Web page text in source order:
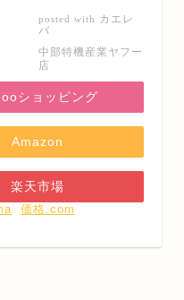
posted with カエレ
バ
中部特機産業ヤフー
店
ショッピング
Amazon
楽天市場
価格.com